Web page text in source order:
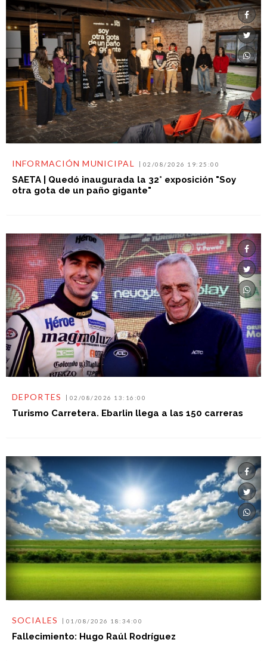
INFORMACIÓN MUNICIPAL 02/08/2026 19:25:00
SAETA | Quedó inaugurada la 32° exposición "Soy
otra gota de un paño gigante"
DEPORTES 02/08/2026 13:16:00
Turismo Carretera. Ebarlin llega a las 150 carreras
SOCIALES 01/08/2026 18:34:00
Fallecimiento: Hugo Raúl Rodríguez